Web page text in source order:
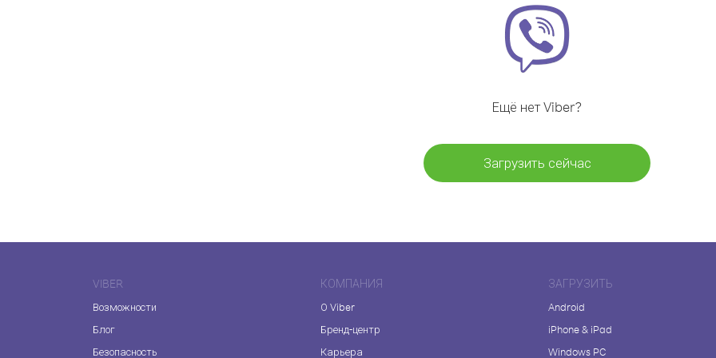
Ещё нет Viber?
Загрузить сейчас
VIBER
Возможности
Блог
Безопасность
КОМПАНИЯ
О Viber
Бренд-центр
Карьера
ЗАГРУЗИТЬ
Android
iPhone & iPad
Windows PC